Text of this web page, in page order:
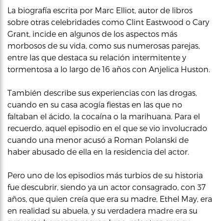
La biografía escrita por Marc Elliot, autor de libros
sobre otras celebridades como Clint Eastwood o Cary
Grant, incide en algunos de los aspectos más
morbosos de su vida, como sus numerosas parejas,
entre las que destaca su relación intermitente y
tormentosa a lo largo de 16 años con Anjelica Huston.
También describe sus experiencias con las drogas,
cuando en su casa acogía fiestas en las que no
faltaban el ácido, la cocaína o la marihuana. Para el
recuerdo, aquel episodio en el que se vio involucrado
cuando una menor acusó a Roman Polanski de
haber abusado de ella en la residencia del actor.
Pero uno de los episodios más turbios de su historia
fue descubrir, siendo ya un actor consagrado, con 37
años, que quien creía que era su madre, Ethel May, era
en realidad su abuela, y su verdadera madre era su